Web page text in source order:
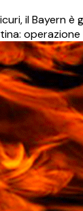
il Bayern